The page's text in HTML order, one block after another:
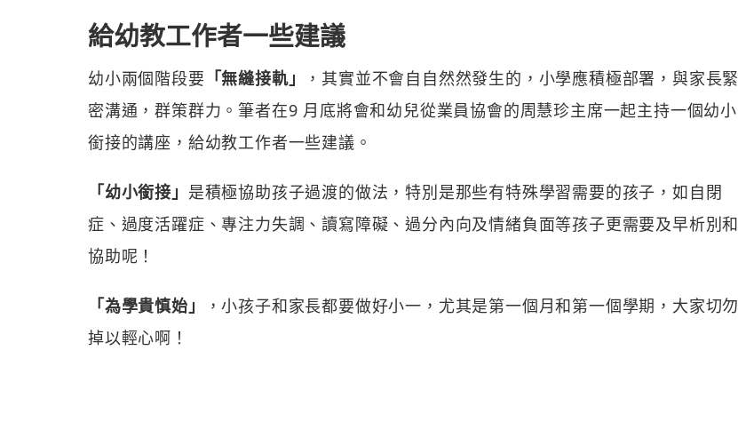
給幼教工作者一些建議
幼小兩個階段要 「無縫接軌」
，其實並不會自自然然發生的，小學應積極部署，與家長緊
密溝通，群策群力。筆者在9 月底將會和幼兒從業員協會的周慧珍主席一起主持一個幼小
銜接的講座，給幼教工作者一些建議。
「幼小銜接」 是積極協助孩子過渡的做法，特別是那些有特殊學習需要的孩子，如自閉
症、過度活躍症、專注力失調、讀寫障礙、過分內向及情緒負面等孩子更需要及早析別和
協助呢！
「為學貴慎始」
，小孩子和家長都要做好小一，尤其是第一個月和第一個學期，大家切勿
掉以輕心啊！